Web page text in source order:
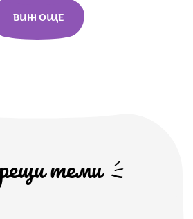
ВИЖ ОЩЕ
теми